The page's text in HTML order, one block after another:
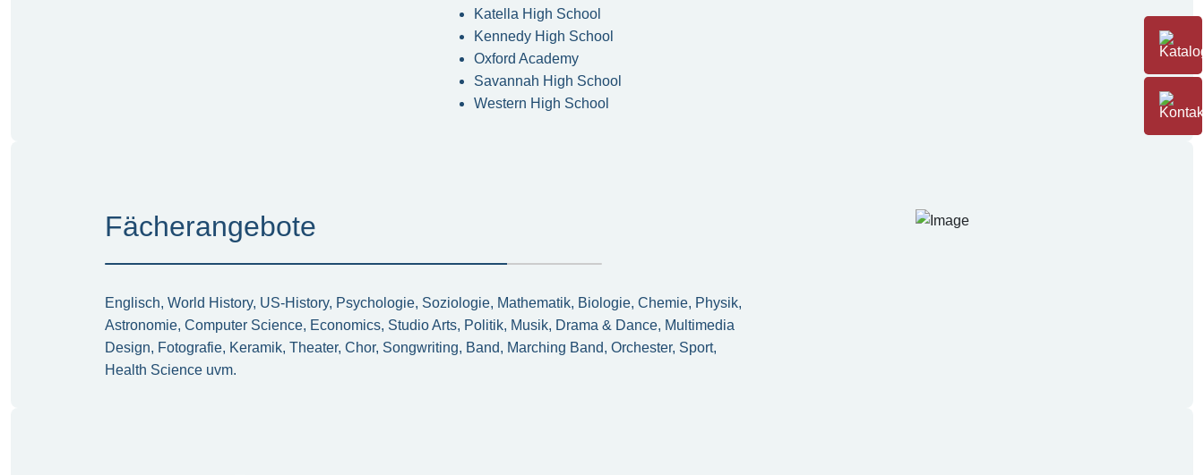
Katella High School
Kennedy High School
Oxford Academy
Savannah High School
Western High School
Fächerangebote
Englisch, World History, US-History, Psychologie, Soziologie, Mathematik, Biologie, Chemie, Physik,
Astronomie, Computer Science, Economics, Studio Arts, Politik, Musik, Drama & Dance, Multimedia
Design, Fotografie, Keramik, Theater, Chor, Songwriting, Band, Marching Band, Orchester, Sport,
Health Science uvm.